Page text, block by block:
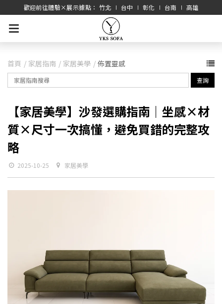
歡迎前往體驗×展示據點： 竹北 ∣ 台中 ∣ 彰化 ∣ 台南 ∣ 高雄
首頁 家居指南 家居美學 佈置靈感
查詢
【家居美學】沙發選購指南｜坐感×材
質×尺寸一次搞懂，避免買錯的完整攻
略
2025-10-25 家居美學